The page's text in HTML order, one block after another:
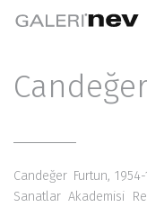
Candeğer Furtun,
Sanatlar Akademisi